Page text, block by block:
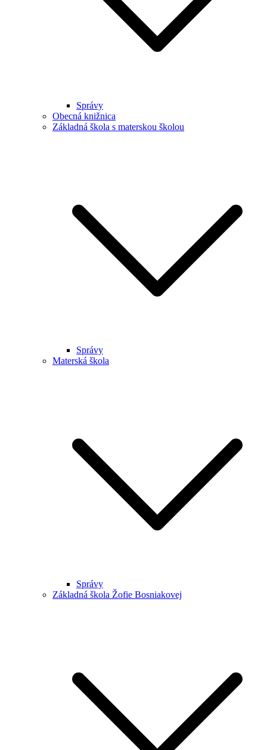
Správy
Obecná knižnica
Základná škola s materskou školou
Správy
Materská škola
Správy
Základná škola Žofie Bosniakovej